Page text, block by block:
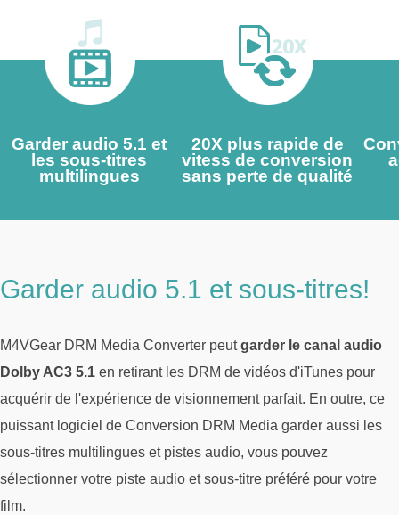
Garder audio 5.1 et
les sous-titres
multilingues
20X plus rapide de
vitess de conversion
sans perte de qualité
Garder audio 5.1 et sous-titres!
M4VGear DRM Media Converter peutgarder le canal audio
Dolby AC3 5.1 en retirant les DRM de vidéos d'iTunes pour
acquérir de l'expérience de visionnement parfait. En outre, ce
puissant logiciel de Conversion DRM Media garder aussi les
sous-titres multilingues et pistes audio, vous pouvez
sélectionner votre piste audio et sous-titre préféré pour votre
film.